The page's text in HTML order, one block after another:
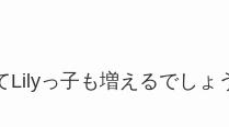
Lilyっ子も増えるでしょ